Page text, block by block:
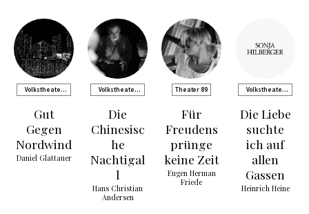
Volkstheater
Gut
Gegen
Nordwind
Daniel Glattauer
Volkstheater
Die
Chinesisc
he
Nachtigal
l
Hans Christian
Andersen
Theater 89
Für
Freudens
prünge
keine Zeit
Eugen Herman
Friede
Volkstheater
Die Liebe
suchte
ich auf
allen
Gassen
Heinrich Heine